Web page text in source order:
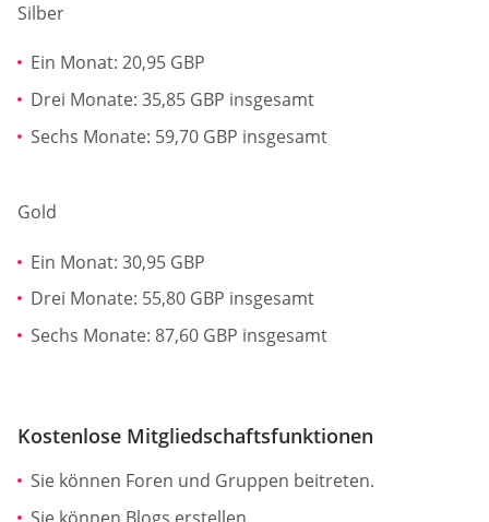
Silber
Ein Monat: 20,95 GBP
Drei Monate: 35,85 GBP insgesamt
Sechs Monate: 59,70 GBP insgesamt
Gold
Ein Monat: 30,95 GBP
Drei Monate: 55,80 GBP insgesamt
Sechs Monate: 87,60 GBP insgesamt
Kostenlose Mitgliedschaftsfunktionen
Sie können Foren und Gruppen beitreten.